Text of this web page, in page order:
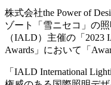
株式会社the Power of
ゾート「雪ニセコ」の
（IALD）主催の「2023
Awards」において「
「IALD International